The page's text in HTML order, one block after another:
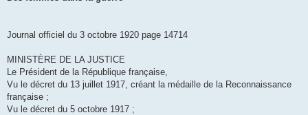
Journal officiel du 3 octobre 1920 page 14714
MINISTÈRE DE LA JUSTICE
Le Président de la République française,
Vu le décret du 13 juillet 1917, créant la médaille de la Reconnaissance
française ;
Vu le décret du 5 octobre 1917 ;